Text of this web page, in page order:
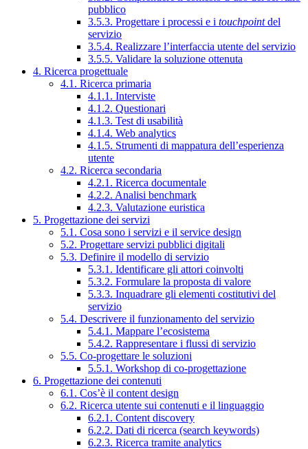
pubblico
3.5.3. Progettare i processi e i touchpointdel
servizio
3.5.4. Realizzare l’interfaccia utente del servizio
3.5.5. Validare la soluzione ottenuta
4. Ricerca progettuale
4.1. Ricerca primaria
4.1.1. Interviste
4.1.2. Questionari
4.1.3. Test di usabilità
4.1.4. Web analytics
4.1.5. Strumenti di mappatura dell’esperienza
utente
4.2. Ricerca secondaria
4.2.1. Ricerca documentale
4.2.2. Analisi benchmark
4.2.3. Valutazione euristica
5. Progettazione dei servizi
5.1. Cosa sono i servizi e il service design
5.2. Progettare servizi pubblici digitali
5.3. Definire il modello di servizio
5.3.1. Identificare gli attori coinvolti
5.3.2. Formulare la proposta di valore
5.3.3. Inquadrare gli elementi costitutivi del
servizio
5.4. Descrivere il funzionamento del servizio
5.4.1. Mappare l’ecosistema
5.4.2. Rappresentare i flussi di servizio
5.5. Co-progettare le soluzioni
5.5.1. Workshop di co-progettazione
6. Progettazione dei contenuti
6.1. Cos’è il content design
6.2. Ricerca utente sui contenuti e il linguaggio
6.2.1. Content discovery
6.2.2. Dati di ricerca (search keywords)
6.2.3. Ricerca tramite analytics